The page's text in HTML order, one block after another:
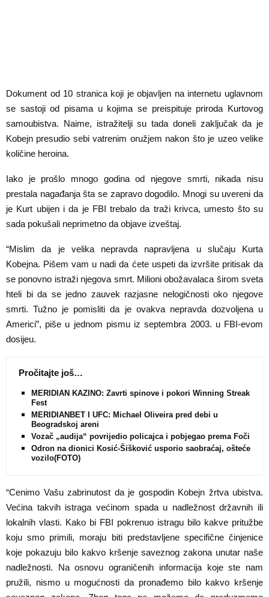
Dokument od 10 stranica koji je objavljen na internetu uglavnom
se sastoji od pisama u kojima se preispituje priroda Kurtovog
samoubistva. Naime, istražitelji su tada doneli zaključak da je
Kobejn presudio sebi vatrenim oružjem nakon što je uzeo velike
količine heroina.
Iako je prošlo mnogo godina od njegove smrti, nikada nisu
prestala nagađanja šta se zapravo dogodilo. Mnogi su uvereni da
je Kurt ubijen i da je FBI trebalo da traži krivca, umesto što su
sada pokušali neprimetno da objave izveštaj.
“Mislim da je velika nepravda napravljena u slučaju Kurta
Kobejna. Pišem vam u nadi da ćete uspeti da izvršite pritisak da
se ponovno istraži njegova smrt. Milioni obožavalaca širom sveta
hteli bi da se jedno zauvek razjasne nelogičnosti oko njegove
smrti. Tužno je pomisliti da je ovakva nepravda dozvoljena u
Americi”, piše u jednom pismu iz septembra 2003. u FBI-evom
dosijeu.
Pročitajte još…
MERIDIAN KAZINO: Zavrti spinove i pokori Winning Streak
Fest
MERIDIANBET I UFC: Michael Oliveira pred debi u
Beogradskoj areni
Vozač „audija“ povrijedio policajca i pobjegao prema Foči
Odron na dionici Kosić-Šišković usporio saobraćaj, oštećeno
vozilo(FOTO)
“Cenimo Vašu zabrinutost da je gospodin Kobejn žrtva ubistva.
Većina takvih istraga većinom spada u nadležnost državnih ili
lokalnih vlasti. Kako bi FBI pokrenuo istragu bilo kakve pritužbe
koju smo primili, moraju biti predstavljene specifične činjenice
koje pokazuju bilo kakvo kršenje saveznog zakona unutar naše
nadležnosti. Na osnovu ograničenih informacija koje ste nam
pružili, nismo u mogućnosti da pronađemo bilo kakvo kršenje